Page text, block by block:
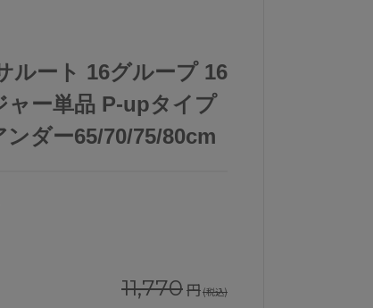
ルート 16グループ 16
ャー単品 P-upタイプ
ダー65/70/75/80cm
11,770円(税込)